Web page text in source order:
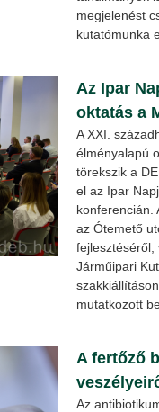
megjelenést
kutatómunka
Az Ipar
oktatás a
A XXI.
élményalapú
törekszik a
el az Ipar
konferencián.
az Ótemető
fejlesztéséről,
Járműipari
mutatkozott
A fertőző
Az